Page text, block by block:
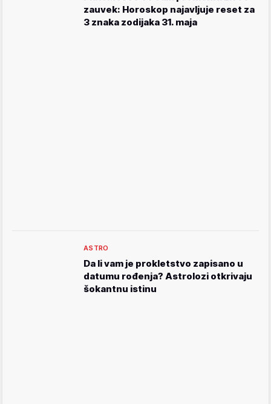
zauvek: Horoskop najavljuje reset za
3 znaka zodijaka 31. maja
ASTRO
Da li vam je prokletstvo zapisano u
datumu rođenja? Astrolozi otkrivaju
šokantnu istinu